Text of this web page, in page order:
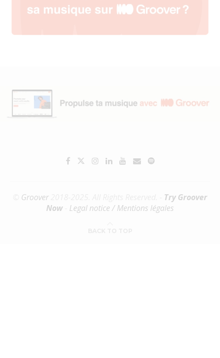
Groover2018-2025. All Rights Reserved. - Try Groover
Now
Legal notice / Mentions légales